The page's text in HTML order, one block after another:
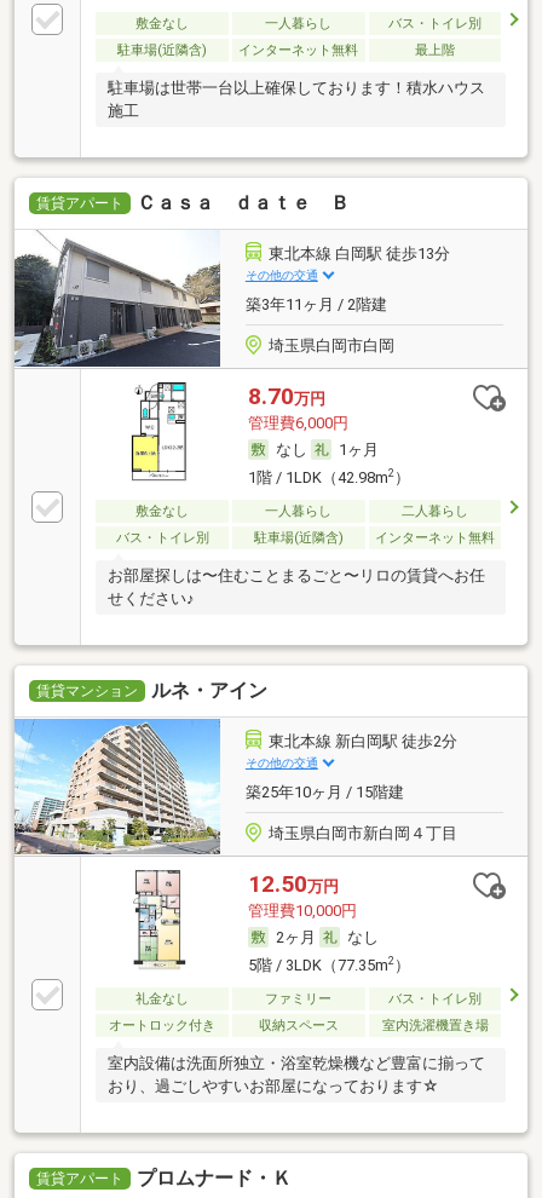
敷金なし 一人暮らし
バス・トイレ別
駐車場(近隣含)
インターネット無料 最上階
駐車場は世帯一台以上確保しております！積水ハウス
施工
賃貸アパート Ｃａｓａ ｄａｔｅ Ｂ
東北本線 白岡駅 徒歩13分
その他の交通
築3年11ヶ月 / 2階建
埼玉県白岡市白岡
8.70万円
管理費6,000円
なし
1ヶ月
1階 / 1LDK（42.98m2）
敷金なし 一人暮らし
二人暮らし
バス・トイレ別
駐車場(近隣含) インターネット無料
お部屋探しは〜住むことまるごと〜リロの賃貸へお任
せください♪
賃貸マンション ルネ・アイン
東北本線 新白岡駅 徒歩2分
その他の交通
築25年10ヶ月 / 15階建
埼玉県白岡市新白岡４丁目
12.50万円
管理費10,000円
2ヶ月
なし
5階 / 3LDK（77.35m2）
礼金なし ファミリー
バス・トイレ別
オートロック付き
収納スペース 室内洗濯機置き場
室内設備は洗面所独立・浴室乾燥機など豊富に揃って
おり、過ごしやすいお部屋になっております☆
賃貸アパート プロムナード・Ｋ